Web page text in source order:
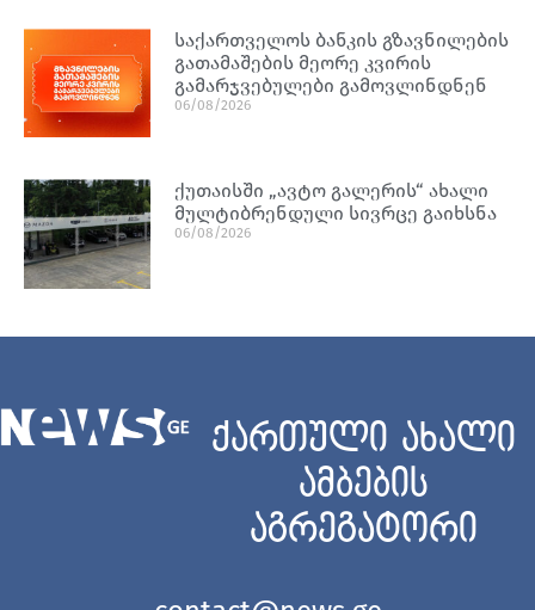
საქართველოს ბანკის გზავნილების
გათამაშების მეორე კვირის
გამარჯვებულები გამოვლინდნენ
06/08/2026
ქუთაისში „ავტო გალერის“ ახალი
მულტიბრენდული სივრცე გაიხსნა
06/08/2026
ქართული ახალი
ამბების
აგრეგატორი